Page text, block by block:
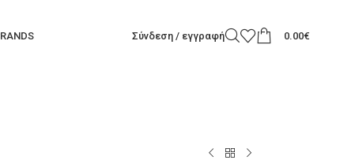
Σύνδεση / εγγραφή 0.00€